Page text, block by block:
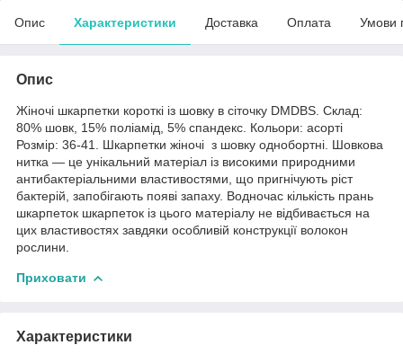
Опис Характеристики Доставка Оплата Умови
Опис
Жіночі шкарпетки короткі із шовку в сіточку DMDBS. Склад:
80% шовк, 15% поліамід, 5% спандекс. Кольори: асорті
Розмір: 36-41. Шкарпетки жіночі з шовку однобортні. Шовкова
нитка — це унікальний матеріал із високими природними
антибактеріальними властивостями, що пригнічують ріст
бактерій, запобігають появі запаху. Водночас кількість прань
шкарпеток шкарпеток із цього матеріалу не відбивається на
цих властивостях завдяки особливій конструкції волокон
рослини.
Приховати
Характеристики